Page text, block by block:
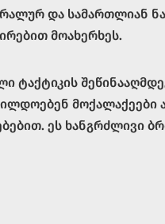
და სამართლიან
მოახერხეს.
ტაქტიკის
მოქალაქეები
ეს ხანგრძლივი